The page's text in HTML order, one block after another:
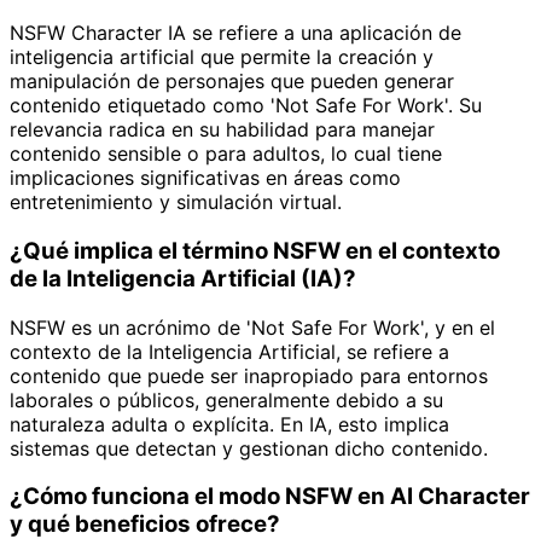
NSFW Character IA se refiere a una aplicación de
inteligencia artificial que permite la creación y
manipulación de personajes que pueden generar
contenido etiquetado como 'Not Safe For Work'. Su
relevancia radica en su habilidad para manejar
contenido sensible o para adultos, lo cual tiene
implicaciones significativas en áreas como
entretenimiento y simulación virtual.
¿Qué implica el término NSFW en el contexto
de la Inteligencia Artificial (IA)?
NSFW es un acrónimo de 'Not Safe For Work', y en el
contexto de la Inteligencia Artificial, se refiere a
contenido que puede ser inapropiado para entornos
laborales o públicos, generalmente debido a su
naturaleza adulta o explícita. En IA, esto implica
sistemas que detectan y gestionan dicho contenido.
¿Cómo funciona el modo NSFW en AI Character
y qué beneficios ofrece?